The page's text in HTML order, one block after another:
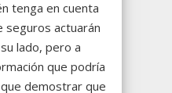
tenga en cuenta
seguros actuarán
lado, pero a
que podría
demostrar que